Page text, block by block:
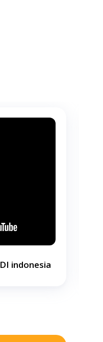
indonesia